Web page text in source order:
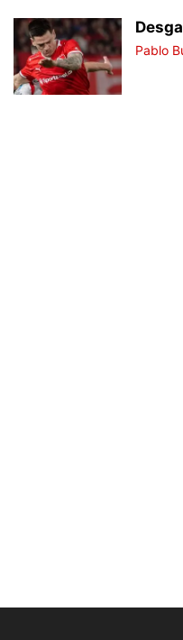
Pablo